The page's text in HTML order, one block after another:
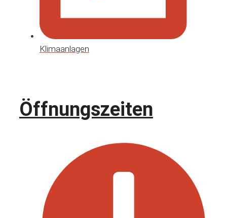
Klimaanlagen
Öffnungszeiten